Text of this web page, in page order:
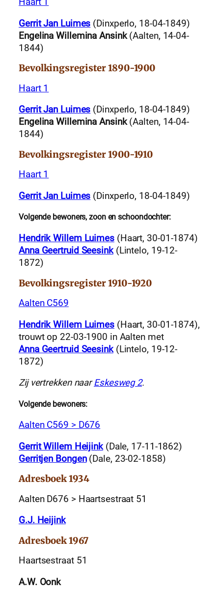
Gerrit Jan Luimes (Dinxperlo, 18-04-1849)
Engelina Willemina Ansink(Aalten, 14-04-
1844)
Bevolkingsregister 1890-1900
Haart 1
Gerrit Jan Luimes (Dinxperlo, 18-04-1849)
Engelina Willemina Ansink(Aalten, 14-04-
1844)
Bevolkingsregister 1900-1910
Haart 1
Gerrit Jan Luimes (Dinxperlo, 18-04-1849)
Volgende bewoners, zoon en schoondochter:
Hendrik Willem Luimes(Haart, 30-01-1874)
Anna Geertruid Seesink(Lintelo, 19-12-
1872)
Bevolkingsregister 1910-1920
Aalten C569
Hendrik Willem Luimes(Haart, 30-01-1874),
trouwt op 22-03-1900 in Aalten met
Anna Geertruid Seesink(Lintelo, 19-12-
1872)
Zij vertrekken naarEskesweg 2.
Volgende bewoners:
Aalten C569 > D676
Gerrit Willem Heijink(Dale, 17-11-1862)
Gerritjen Bongen(Dale, 23-02-1858)
Adresboek 1934
Aalten D676 > Haartsestraat 51
G.J. Heijink
Adresboek 1967
Haartsestraat 51
A.W. Oonk